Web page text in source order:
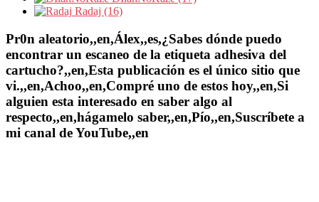
Radaj (16)
Pr0n aleatorio,,en,Álex,,es,¿Sabes dónde puedo
encontrar un escaneo de la etiqueta adhesiva del
cartucho?,,en,Esta publicación es el único sitio que
vi.,,en,Achoo,,en,Compré uno de estos hoy,,en,Si
alguien esta interesado en saber algo al
respecto,,en,hágamelo saber,,en,Pío,,en,Suscríbete a
mi canal de YouTube,,en